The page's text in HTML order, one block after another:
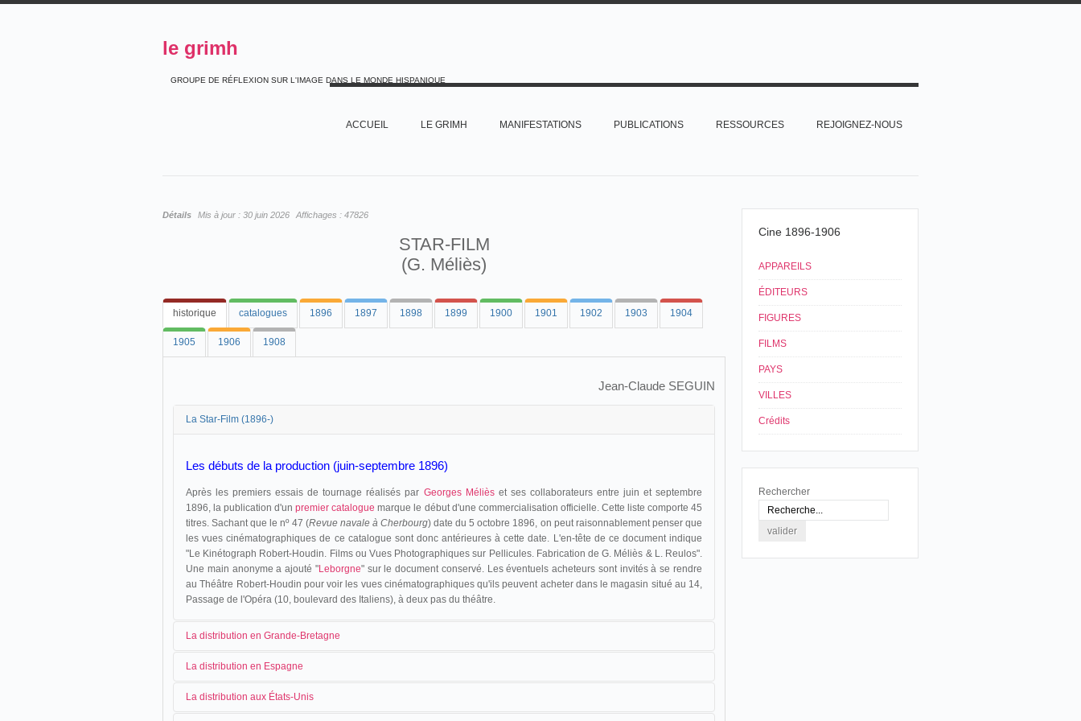
le grimh
GROUPE DE RÉFLEXION SUR L'IMAGE DANS LE MONDE HISPANIQUE
ACCUEIL LE GRIMH MANIFESTATIONS PUBLICATIONS RESSOURCES REJOIGNEZ-NOUS
Détails Mis à jour : 30 juin 2026 Affichages : 47826
STAR-FILM
(G. Méliès)
historique catalogues 1896 1897 1898 1899 1900 1901 1902 1903 1904
1905 1906 1908
Jean-Claude SEGUIN
La Star-Film (1896-)
Les débuts de la production (juin-septembre 1896)
Après les premiers essais de tournage réalisés par Georges Mélièset ses collaborateurs entre juin et septembre
1896, la publication d'unpremier catalogue marque le début d'une commercialisation officielle. Cette liste comporte 45
titres. Sachant que le nº 47 (Revue navale à Cherbourg) date du 5 octobre 1896, on peut raisonnablement penser que
les vues cinématographiques de ce catalogue sont donc antérieures à cette date. L'en-tête de ce document indique
"Le Kinétograph Robert-Houdin. Films ou Vues Photographiques sur Pellicules. Fabrication de G. Méliès & L. Reulos".
Une main anonyme a ajouté "Leborgne" sur le document conservé. Les éventuels acheteurs sont invités à se rendre
au Théâtre Robert-Houdin pour voir les vues cinématographiques qu'ils peuvent acheter dans le magasin situé au 14,
Passage de l'Opéra (10, boulevard des Italiens), à deux pas du théâtre.
La distribution en Grande-Bretagne
britannique.
La distribution en Espagne
La distribution aux États-Unis
Cine 1896-1906
APPAREILS
ÉDITEURS
FIGURES
FILMS
PAYS
VILLES
Crédits
Rechercher